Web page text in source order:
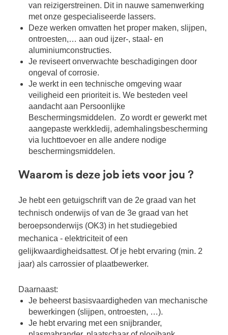
van reizigerstreinen. Dit in nauwe samenwerking
met onze gespecialiseerde lassers.
Deze werken omvatten het proper maken, slijpen,
ontroesten,… aan oud ijzer-, staal- en
aluminiumconstructies.
Je reviseert onverwachte beschadigingen door
ongeval of corrosie.
Je werkt in een technische omgeving waar
veiligheid een prioriteit is. We besteden veel
aandacht aan Persoonlijke
Beschermingsmiddelen. Zo wordt er gewerkt met
aangepaste werkkledij, ademhalingsbescherming
via luchttoevoer en alle andere nodige
beschermingsmiddelen.
Waarom is deze job iets voor jou ?
Je hebt een getuigschrift van de 2e graad van het
technisch onderwijs of van de 3e graad van het
beroepsonderwijs (OK3) in het studiegebied
mechanica - elektriciteit of een
gelijkwaardigheidsattest. Of je hebt ervaring (min. 2
jaar) als carrossier of plaatbewerker.
Daarnaast:
Je beheerst basisvaardigheden van mechanische
bewerkingen (slijpen, ontroesten, …).
Je hebt ervaring met een snijbrander,